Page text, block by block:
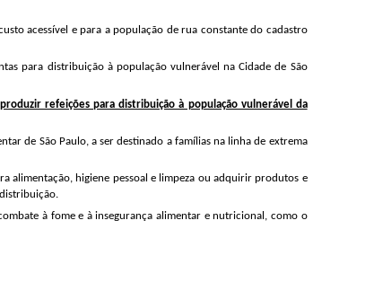
acessível e para a população de rua constante do cadastro
para distribuição à população vulnerável na Cidade de São
refeições para distribuição à população vulnerável da
de São Paulo, a ser destinado a famílias na linha de extrema
alimentação, higiene pessoal e limpeza ou adquirir produtos e
à fome e à insegurança alimentar e nutricional, como o